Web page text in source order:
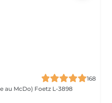
168
au McDo) Foetz L-3898